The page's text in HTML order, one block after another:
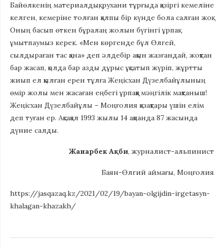
Байөлкенің материалдық, рухани тұрғыда қазіргі кемеліне
келген, кемеріне толған қалпы бір күнде бола салған жоқ.
Оның басып өткен бұралаң жолын бүгінгі ұрпақ
ұмытпаумыз керек. «Мен көргенде бұл Өлгей,
сылдыраған тас қана» деп әлдебір ақын жазғандай, жоқтан
бар жасап, қолда бар азды дұрыс ұқсатып жүріп, жұртты
жиып ел қылған ерен тұлға Жеңісхан Дүзелбайұлының
өмір жолы мен жасаған еңбегі ұрпаққа мәңгілік мақтаныш!
Жеңісхан Дүзелбайұлы – Моңғолия қазақтары үшін елім
деп туған ер. Ақсақал 1993 жылы 14 ақпанда 87 жасында
дүние салды.
Жанарбек Ақби, журналист-альпинист
Баян-Өлгий аймағы, Моңғолия
https://jasqazaq.kz/2021/02/19/bayan-olgijdin-irgetasyn-
khalagan-khazakh/